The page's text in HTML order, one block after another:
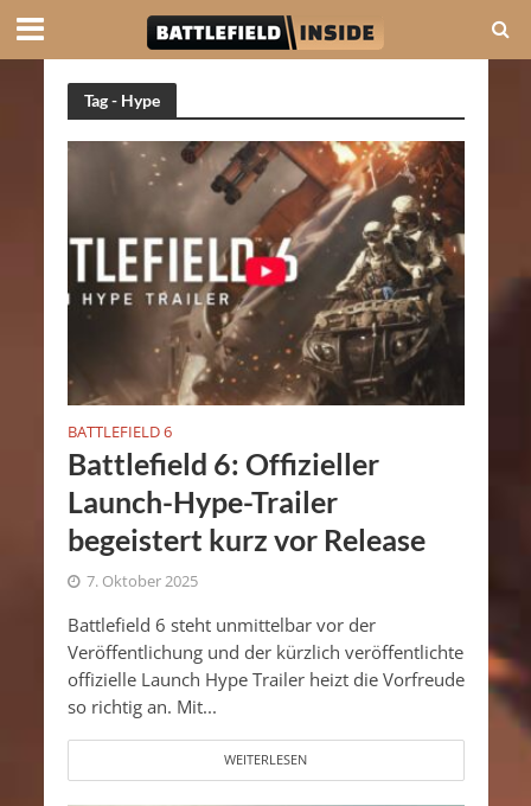
Tag - Hype
BATTLEFIELD 6
Battlefield 6: Offizieller
Launch-Hype-Trailer
begeistert kurz vor Release
7. Oktober 2025
Battlefield 6 steht unmittelbar vor der
Veröffentlichung und der kürzlich veröffentlichte
offizielle Launch Hype Trailer heizt die Vorfreude
so richtig an. Mit...
WEITERLESEN